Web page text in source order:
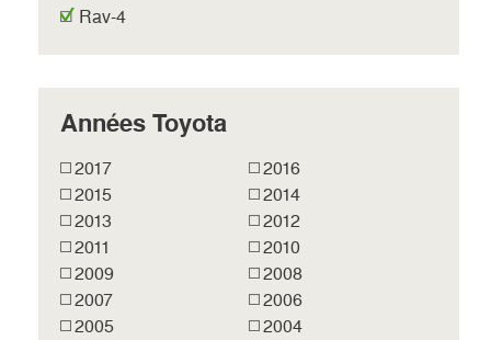
Rav-4
Années Toyota
2017
2016
2015
2014
2013
2012
2011
2010
2009
2008
2007
2006
2005
2004